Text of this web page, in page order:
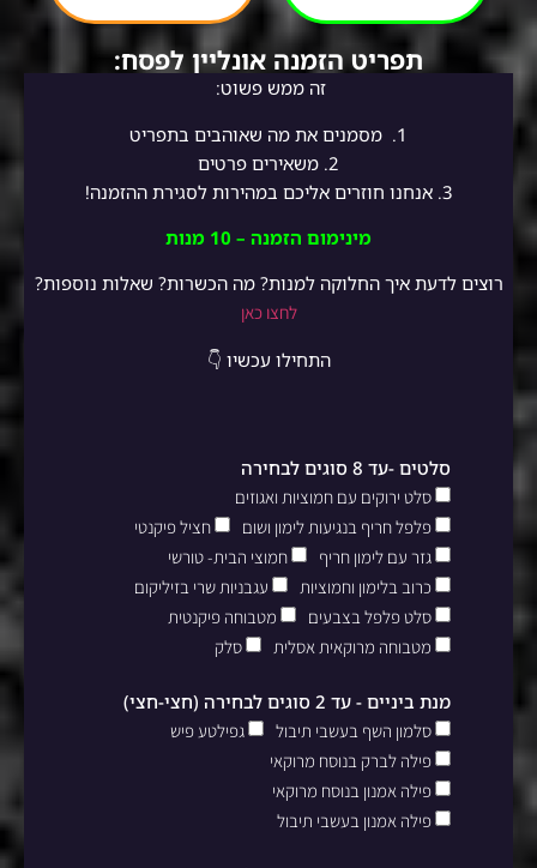
תפריט הזמנה אונליין לפסח:
זה ממש פשוט:
1.
מסמנים את מה שאוהבים בתפריט
2. משאירים פרטים
3. אנחנו חוזרים אליכם במהירות לסגירת ההזמנה!
מינימום הזמנה – 10 מנות
רוצים לדעת איך החלוקה למנות? מה הכשרות? שאלות נוספות?
לחצו כאן
התחילו עכשיו 👇
סלטים -עד 8 סוגים לבחירה
סלט ירוקים עם חמוציות ואגוזים
פלפל חריף בנגיעות לימון ושום
חציל פיקנטי
גזר עם לימון חריף
חמוצי הבית- טורשי
כרוב בלימון וחמוציות
עגבניות שרי בזיליקום
סלט פלפל בצבעים
מטבוחה פיקנטית
מטבוחה מרוקאית אסלית
סלק
מנת ביניים - עד 2 סוגים לבחירה (חצי-חצי)
סלמון השף בעשבי תיבול
גפילטע פיש
פילה לברק בנוסח מרוקאי
פילה אמנון בנוסח מרוקאי
פילה אמנון בעשבי תיבול